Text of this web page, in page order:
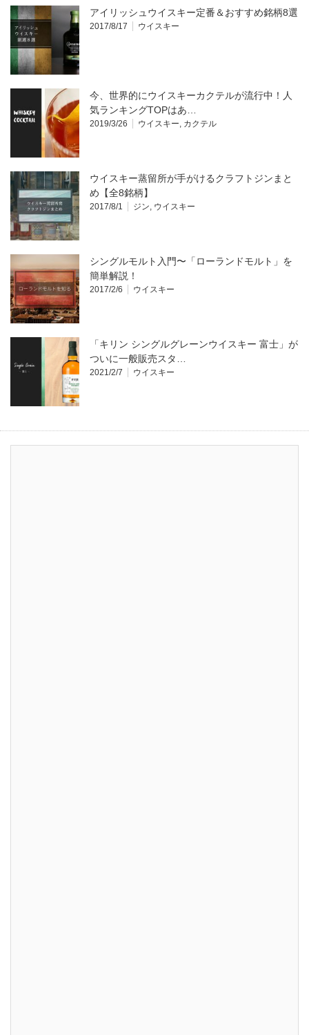
アイリッシュウイスキー定番＆おすすめ銘柄8選
2017/8/17 ウイスキー
今、世界的にウイスキーカクテルが流行中！人
気ランキングTOPはあ…
2019/3/26 ウイスキー, カクテル
ウイスキー蒸留所が手がけるクラフトジンまと
め【全8銘柄】
2017/8/1 ジン, ウイスキー
シングルモルト入門〜「ローランドモルト」を
簡単解説！
2017/2/6 ウイスキー
「キリン シングルグレーンウイスキー 富士」が
ついに一般販売スタ…
2021/2/7 ウイスキー